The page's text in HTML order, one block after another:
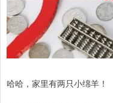
哈哈，家里有两只小绵羊！